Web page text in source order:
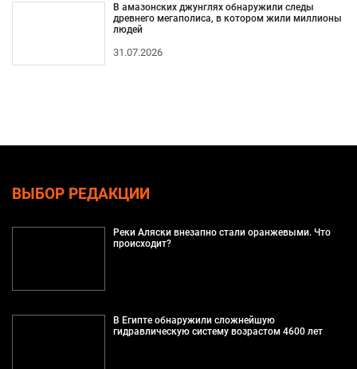
В амазонских джунглях обнаружили следы
древнего мегаполиса, в котором жили миллионы
людей
31.07.2026
ВЫБОР РЕДАКЦИИ
Реки Аляски внезапно стали оранжевыми. Что
происходит?
В Египте обнаружили сложнейшую
гидравлическую систему возрастом 4600 лет